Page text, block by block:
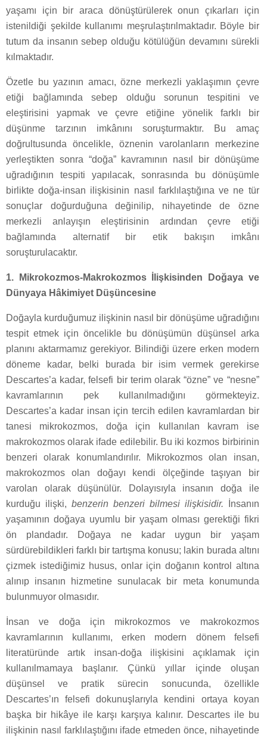
yaşamı için bir araca dönüştürülerek onun çıkarları için
istenildiği şekilde kullanımı meşrulaştırılmaktadır. Böyle bir
tutum da insanın sebep olduğu kötülüğün devamını sürekli
kılmaktadır.
Özetle bu yazının amacı, özne merkezli yaklaşımın çevre
etiği bağlamında sebep olduğu sorunun tespitini ve
eleştirisini yapmak ve çevre etiğine yönelik farklı bir
düşünme tarzının imkânını soruşturmaktır. Bu amaç
doğrultusunda öncelikle, öznenin varolanların merkezine
yerleştikten sonra “doğa” kavramının nasıl bir dönüşüme
uğradığının tespiti yapılacak, sonrasında bu dönüşümle
birlikte doğa-insan ilişkisinin nasıl farklılaştığına ve ne tür
sonuçlar doğurduğuna değinilip, nihayetinde de özne
merkezli anlayışın eleştirisinin ardından çevre etiği
bağlamında alternatif bir etik bakışın imkânı
soruşturulacaktır.
1. Mikrokozmos-Makrokozmos İlişkisinden Doğaya ve
Dünyaya Hâkimiyet Düşüncesine
Doğayla kurduğumuz ilişkinin nasıl bir dönüşüme uğradığını
tespit etmek için öncelikle bu dönüşümün düşünsel arka
planını aktarmamız gerekiyor. Bilindiği üzere erken modern
döneme kadar, belki burada bir isim vermek gerekirse
Descartes’a kadar, felsefi bir terim olarak “özne” ve “nesne”
kavramlarının pek kullanılmadığını görmekteyiz.
Descartes’a kadar insan için tercih edilen kavramlardan bir
tanesi mikrokozmos, doğa için kullanılan kavram ise
makrokozmos olarak ifade edilebilir. Bu iki kozmos birbirinin
benzeri olarak konumlandırılır. Mikrokozmos olan insan,
makrokozmos olan doğayı kendi ölçeğinde taşıyan bir
varolan olarak düşünülür. Dolayısıyla insanın doğa ile
kurduğu ilişki, benzerin benzeri bilmesi ilişkisidir.
İnsanın
yaşamının doğaya uyumlu bir yaşam olması gerektiği fikri
ön plandadır. Doğaya ne kadar uygun bir yaşam
sürdürebildikleri farklı bir tartışma konusu; lakin burada altını
çizmek istediğimiz husus, onlar için doğanın kontrol altına
alınıp insanın hizmetine sunulacak bir meta konumunda
bulunmuyor olmasıdır.
İnsan ve doğa için mikrokozmos ve makrokozmos
kavramlarının kullanımı, erken modern dönem felsefi
literatüründe artık insan-doğa ilişkisini açıklamak için
kullanılmamaya başlanır. Çünkü yıllar içinde oluşan
düşünsel ve pratik sürecin sonucunda, özellikle
Descartes’ın felsefi dokunuşlarıyla kendini ortaya koyan
başka bir hikâye ile karşı karşıya kalınır. Descartes ile bu
ilişkinin nasıl farklılaştığını ifade etmeden önce, nihayetinde